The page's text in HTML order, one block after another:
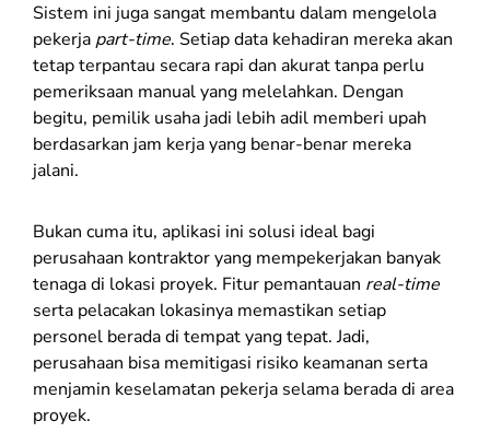
Sistem ini juga sangat membantu dalam mengelola
pekerja part-time. Setiap data kehadiran mereka akan
tetap terpantau secara rapi dan akurat tanpa perlu
pemeriksaan manual yang melelahkan. Dengan
begitu, pemilik usaha jadi lebih adil memberi upah
berdasarkan jam kerja yang benar-benar mereka
jalani.
Bukan cuma itu, aplikasi ini solusi ideal bagi
perusahaan kontraktor yang mempekerjakan banyak
tenaga di lokasi proyek. Fitur pemantauan real-time
serta pelacakan lokasinya memastikan setiap
personel berada di tempat yang tepat. Jadi,
perusahaan bisa memitigasi risiko keamanan serta
menjamin keselamatan pekerja selama berada di area
proyek.